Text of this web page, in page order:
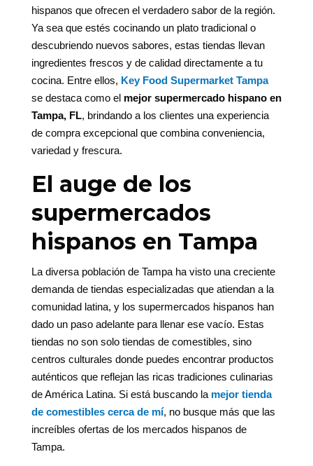
hispanos que ofrecen el verdadero sabor de la región.
Ya sea que estés cocinando un plato tradicional o
descubriendo nuevos sabores, estas tiendas llevan
ingredientes frescos y de calidad directamente a tu
cocina. Entre ellos, Key Food Supermarket Tampa
se destaca como el mejor supermercado hispano en
Tampa, FL, brindando a los clientes una experiencia
de compra excepcional que combina conveniencia,
variedad y frescura.
El auge de los
supermercados
hispanos en Tampa
La diversa población de Tampa ha visto una creciente
demanda de tiendas especializadas que atiendan a la
comunidad latina, y los supermercados hispanos han
dado un paso adelante para llenar ese vacío. Estas
tiendas no son solo tiendas de comestibles, sino
centros culturales donde puedes encontrar productos
auténticos que reflejan las ricas tradiciones culinarias
de América Latina. Si está buscando la mejor tienda
de comestibles cerca de mí, no busque más que las
increíbles ofertas de los mercados hispanos de
Tampa.